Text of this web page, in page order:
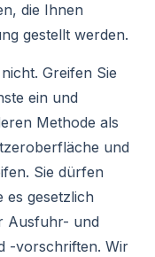
die Ihnen
gestellt werden.
Greifen Sie
ein und
Methode als
und
Sie dürfen
es gesetzlich
Ausfuhr- und
-vorschriften. Wir